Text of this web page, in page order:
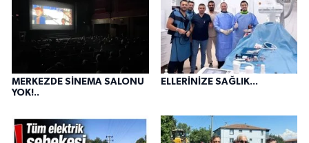
MERKEZDE SİNEMA SALONU
YOK!..
ELLERİNİZE SAĞLIK...